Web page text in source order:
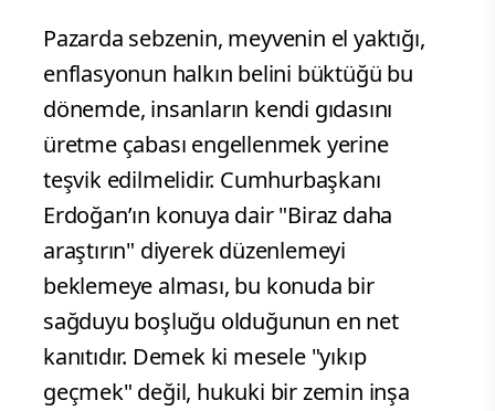
Pazarda sebzenin, meyvenin el yaktığı,
enflasyonun halkın belini büktüğü bu
dönemde, insanların kendi gıdasını
üretme çabası engellenmek yerine
teşvik edilmelidir. Cumhurbaşkanı
Erdoğan’ın konuya dair "Biraz daha
araştırın" diyerek düzenlemeyi
beklemeye alması, bu konuda bir
sağduyu boşluğu olduğunun en net
kanıtıdır. Demek ki mesele "yıkıp
geçmek" değil, hukuki bir zemin inşa